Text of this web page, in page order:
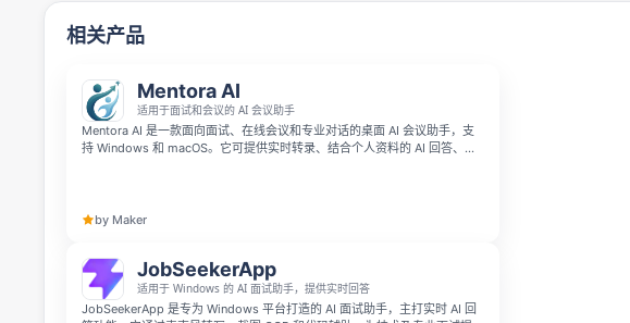
相关产品
Mentora AI
适用于面试和会议的 AI 会议助手
Mentora AI 是一款面向面试、在线会议和专业对话的桌面 AI 会议助手，支
持 Windows 和 macOS。它可提供实时转录、结合个人资料的 AI 回答、截
by Maker
JobSeekerApp
适用于 Windows 的 AI 面试助手，提供实时回答
JobSeekerApp 是专为 Windows 平台打造的 AI 面试助手，主打实时 AI 回